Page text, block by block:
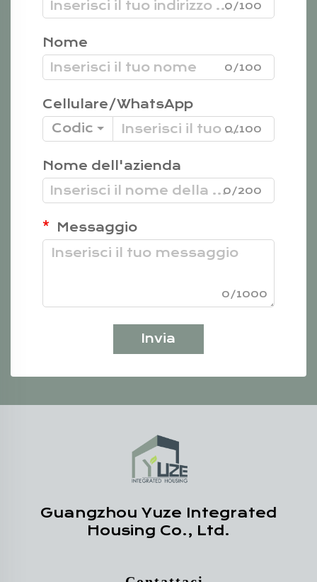
0/100
Nome
0/100
Cellulare/WhatsApp
Codice
0/100
Nome dell'azienda
0/200
Messaggio
0/1000
Invia
Guangzhou Yuze Integrated
Housing Co., Ltd.